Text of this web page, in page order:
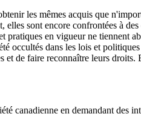
les mêmes acquis que
elles sont encore confrontées à
pratiques en vigueur ne tiennent
occultés dans les lois et
et de faire reconnaître leurs
canadienne en demandant